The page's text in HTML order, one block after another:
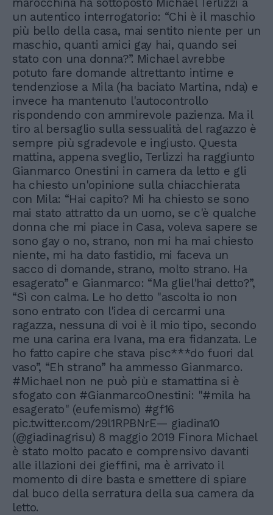
un autentico interrogatorio: “Chi è il maschio
più bello della casa, mai sentito niente per un
maschio, quanti amici gay hai, quando sei
stato con una donna?”. Michael avrebbe
potuto fare domande altrettanto intime e
tendenziose a Mila (ha baciato Martina, nda) e
invece ha mantenuto l'autocontrollo
rispondendo con ammirevole pazienza. Ma il
tiro al bersaglio sulla sessualità del ragazzo è
sempre più sgradevole e ingiusto. Questa
mattina, appena sveglio, Terlizzi ha raggiunto
Gianmarco Onestini in camera da letto e gli
ha chiesto un'opinione sulla chiacchierata
con Mila: “Hai capito? Mi ha chiesto se sono
mai stato attratto da un uomo, se c'è qualche
donna che mi piace in Casa, voleva sapere se
sono gay o no, strano, non mi ha mai chiesto
niente, mi ha dato fastidio, mi faceva un
sacco di domande, strano, molto strano. Ha
esagerato” e Gianmarco: “Ma gliel'hai detto?”,
“Sì con calma. Le ho detto "ascolta io non
sono entrato con l'idea di cercarmi una
ragazza, nessuna di voi è il mio tipo, secondo
me una carina era Ivana, ma era fidanzata. Le
ho fatto capire che stava pisc***do fuori dal
vaso”, “Eh strano” ha ammesso Gianmarco.
#Michael non ne può più e stamattina si è
sfogato con #GianmarcoOnestini: "#mila ha
esagerato" (eufemismo) #gf16
pic.twitter.com/29l1RPBNrE— giadina10
(@giadinagrisu) 8 maggio 2019 Finora Michael
è stato molto pacato e comprensivo davanti
alle illazioni dei gieffini, ma è arrivato il
momento di dire basta e smettere di spiare
dal buco della serratura della sua camera da
letto.